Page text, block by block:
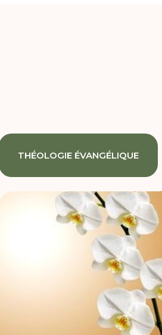
THÉOLOGIE ÉVANGÉLIQUE